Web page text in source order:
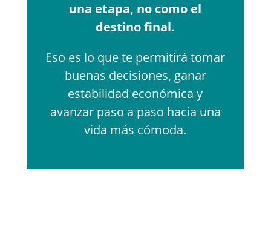
una etapa, no como el
destino final.
Eso es lo que te permitirá tomar
buenas decisiones, ganar
estabilidad económica y
avanzar paso a paso hacia una
vida más cómoda.